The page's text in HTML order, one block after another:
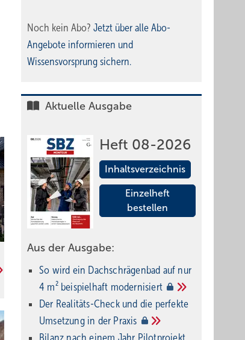
Noch kein Abo? Jetzt über alle Abo-
Angebote informieren und
Wissensvorsprung sichern.
Aktuelle Ausgabe
Heft 08-2026
Inhaltsverzeichnis
Einzelheft
bestellen
Aus der Ausgabe:
So wird ein Dach­schrägenbad auf nur
4 m² beispielhaft modernisiert
Der Realitäts-Check und die perfekte
Umsetzung in der Praxis
Bilanz nach einem Jahr Pilotprojekt